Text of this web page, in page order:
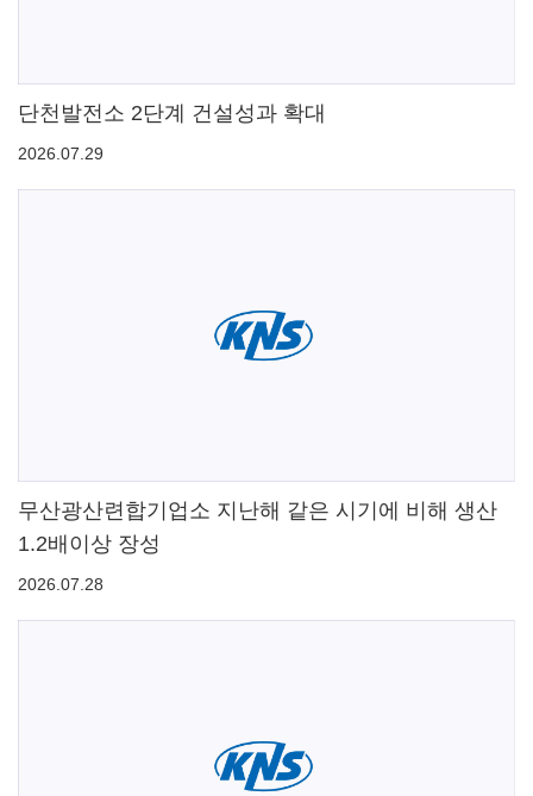
단천발전소 2단계 건설성과 확대
2026.07.29
무산광산련합기업소 지난해 같은 시기에 비해 생산
1.2배이상 장성
2026.07.28